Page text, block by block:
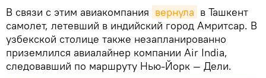
В связи с этим авиакомпания вернула в Ташкент
самолет, летевший в индийский город Амритсар. В
узбекской столице также незапланированно
приземлился авиалайнер компании Air India,
следовавший по маршруту Нью-Йорк — Дели.